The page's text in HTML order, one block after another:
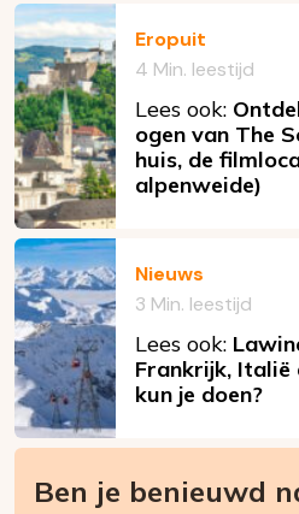
Eropuit
4 Min. leestijd
Lees ook:
ogen van The
huis, de
alpenweide)
Nieuws
3 Min. leestijd
Lees ook:
Frankrijk,
kun je doen?
Ben je benieuwd